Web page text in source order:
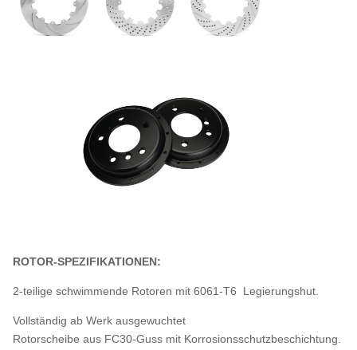
ROTOR-SPEZIFIKATIONEN:
2-teilige schwimmende Rotoren mit 6061-T6 Legierungshut.
Vollständig ab Werk ausgewuchtet
Rotorscheibe aus FC30-Guss mit Korrosionsschutzbeschichtung.